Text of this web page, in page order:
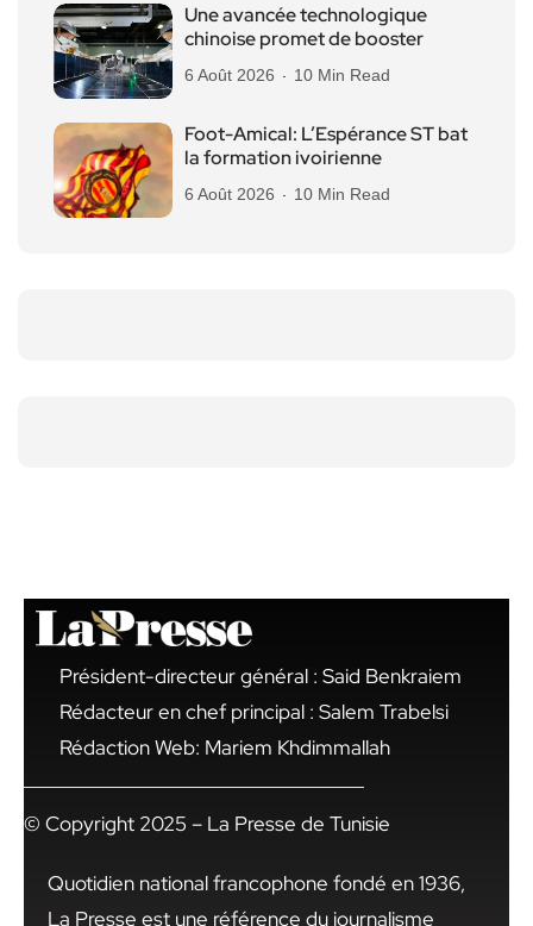
Une avancée technologique
chinoise promet de booster
6 Août 2026 10 Min Read
Foot-Amical: L’Espérance ST bat
la formation ivoirienne
6 Août 2026 10 Min Read
Président-directeur général : Said Benkraiem
Rédacteur en chef principal : Salem Trabelsi
Rédaction Web: Mariem Khdimmallah
© Copyright 2025 – La Presse de Tunisie
Quotidien national francophone fondé en 1936,
La Presse est une référence du journalisme